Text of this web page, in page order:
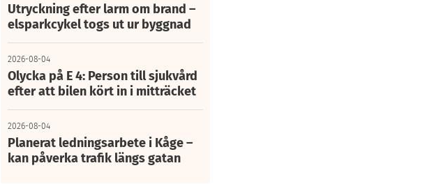
Utryckning efter larm om brand –
elsparkcykel togs ut ur byggnad
2026-08-04
Olycka på E 4: Person till sjukvård
efter att bilen kört in i mitträcket
2026-08-04
Planerat ledningsarbete i Kåge –
kan påverka trafik längs gatan